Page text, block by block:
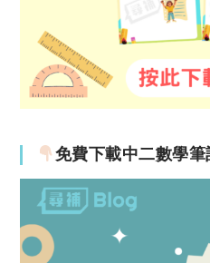
免費下載中二數學筆